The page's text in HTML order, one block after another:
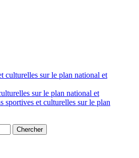
sur le plan national et
sportives et culturelles sur le plan
DE LA HAAC N°0134/